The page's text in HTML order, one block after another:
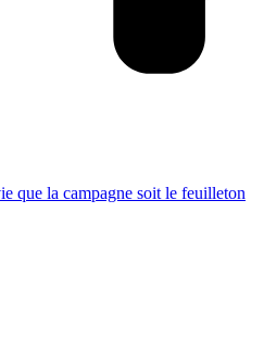
que la campagne soit le feuilleton